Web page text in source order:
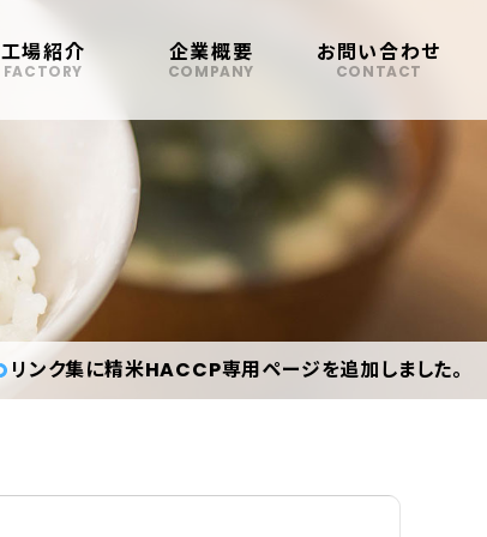
工場紹介
FACTORY
企業概要
COMPANY
お問い合わせ
CONTACT
リンク集に精米HACCP専用ページを追加しました。